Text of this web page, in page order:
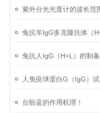
兔抗人IgG（H+L）的制备
台盼蓝的作用机理！